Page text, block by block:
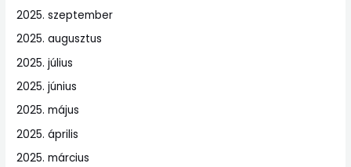
2025. szeptember
2025. augusztus
2025. július
2025. június
2025. május
2025. április
2025. március